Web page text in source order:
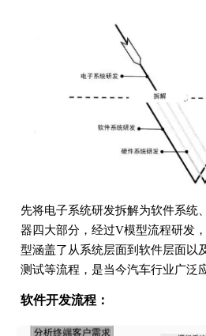
先将电子系统研发拆解为软件系统
器四大部分，经过V模型流程研发
型涵盖了从系统层面到软件层面以
测试等流程，是当今汽车行业广泛
软件开发流程：